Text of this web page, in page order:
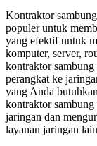
Kontraktor
populer untuk
yang efektif untuk
komputer, server,
kontraktor
perangkat ke
yang Anda
kontraktor sambung
jaringan dan
layanan jaringan